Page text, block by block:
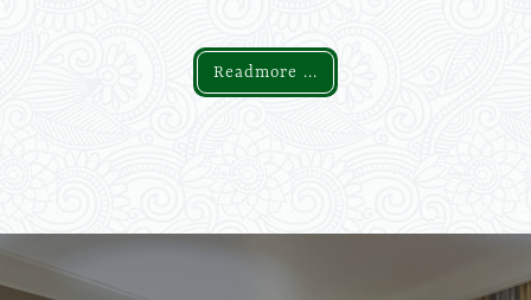
Readmore ...